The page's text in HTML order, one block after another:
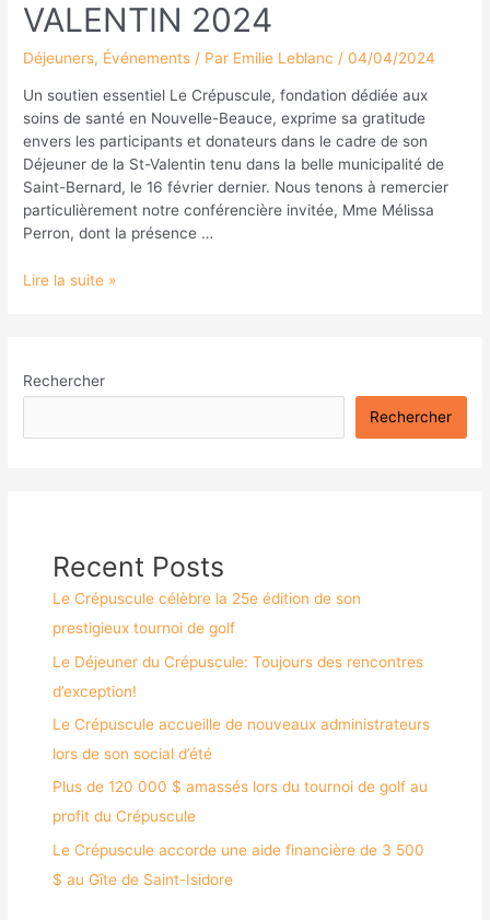
VALENTIN 2024
Déjeuners, Événements / Par Emilie Leblanc/04/04/2024
Un soutien essentiel Le Crépuscule, fondation dédiée aux
soins de santé en Nouvelle-Beauce, exprime sa gratitude
envers les participants et donateurs dans le cadre de son
Déjeuner de la St-Valentin tenu dans la belle municipalité de
Saint-Bernard, le 16 février dernier. Nous tenons à remercier
particulièrement notre conférencière invitée, Mme Mélissa
Perron, dont la présence …
Lire la suite »
Rechercher
Rechercher
Recent Posts
Le Crépuscule célèbre la 25e édition de son
prestigieux tournoi de golf
Le Déjeuner du Crépuscule: Toujours des rencontres
d’exception!
Le Crépuscule accueille de nouveaux administrateurs
lors de son social d’été
Plus de 120 000 $ amassés lors du tournoi de golf au
profit du Crépuscule
Le Crépuscule accorde une aide financière de 3 500
$ au Gîte de Saint-Isidore